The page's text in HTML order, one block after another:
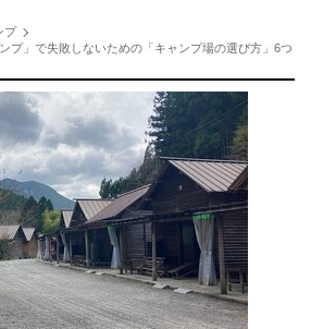
プ
プ」で失敗しないための「キャンプ場の選び方」6つ